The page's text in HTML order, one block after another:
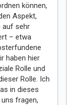
können,
Aspekt,
auf sehr
– etwa
haben hier
Rolle und
Rolle. Ich
in dieses
fragen,